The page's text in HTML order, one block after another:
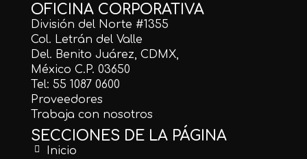
OFICINA CORPORATIVA
División del Norte #1355
Col. Letrán del Valle
Del. Benito Juárez, CDMX,
México C.P. 03650
Tel: 55 1087 0600
Proveedores
Trabaja con nosotros
SECCIONES DE LA PÁGINA
Inicio